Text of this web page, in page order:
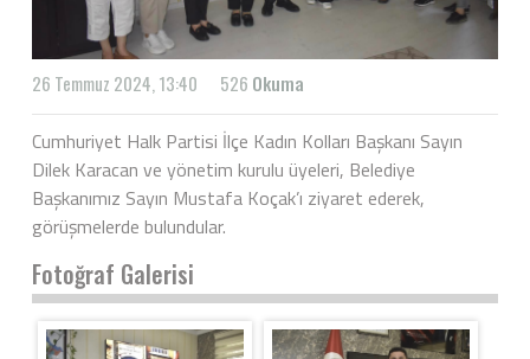
26 Temmuz 2024, 13:40 526 Okuma
Cumhuriyet Halk Partisi İlçe Kadın Kolları Başkanı Sayın
Dilek Karacan ve yönetim kurulu üyeleri, Belediye
Başkanımız Sayın Mustafa Koçak’ı ziyaret ederek,
görüşmelerde bulundular.
Fotoğraf Galerisi